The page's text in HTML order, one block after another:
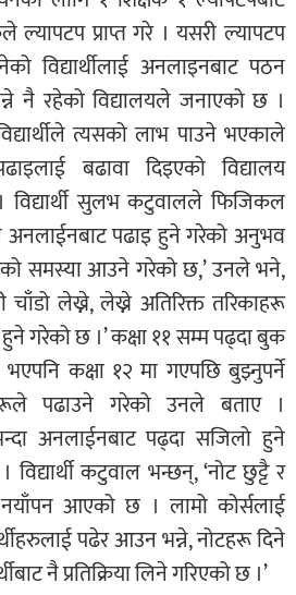
ल्यापटप प्राप्त गरे । यसरी ल्यापटप
विद्यार्थीलाई अनलाइनबाट पठन
नै रहेको विद्यालयले जनाएको छ ।
त्यसको लाभ पाउने भएकाले
बढावा दिइएको विद्यालय
सुलभ कटुवालले फिजिकल
अनलाईनबाट पढाइ हुने गरेको अनुभव
समस्या आउने गरेको छ,’ उनले भने,
लेख्ने, लेख्ने अतिरिक्त तरिकाहरू
गरेको छ ।’ कक्षा ११ सम्म पढ्दा बुक
कक्षा १२ मा गएपछि बुझ्नुपर्ने
पढाउने गरेको उनले बताए ।
अनलाईनबाट पढ्दा सजिलो हुने
कटुवाल भन्छन्, ‘नोट छुट्टै र
आएको छ । लामो कोर्सलाई
पढेर आउन भन्ने, नोटहरू दिने
नै प्रतिक्रिया लिने गरिएको छ ।’